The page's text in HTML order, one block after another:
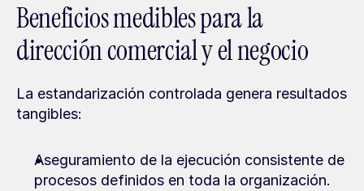
Beneficios medibles para la
dirección comercial y el negocio
La estandarización controlada genera resultados
tangibles:
Aseguramiento de la ejecución consistente de
procesos definidos en toda la organización.